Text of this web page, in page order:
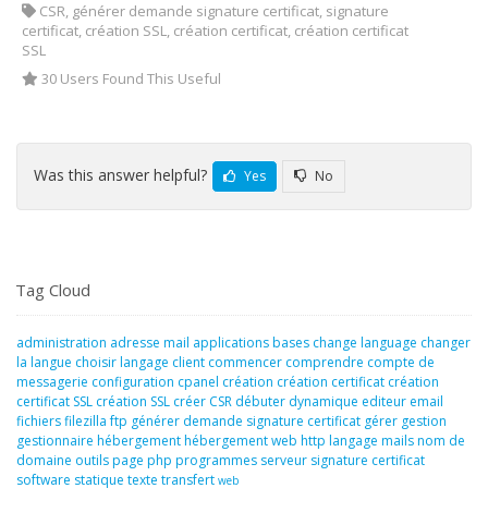
CSR, générer demande signature certificat, signature
certificat, création SSL, création certificat, création certificat
SSL
30 Users Found This Useful
Was this answer helpful? Yes No
Tag Cloud
administration adresse mail applicationsbases change language changer
la langue choisir langage client commencer comprendre compte de
messagerie configuration cpanel création création certificat création
certificat SSL création SSL créer CSR débuter dynamique editeur email
fichiersfilezilla ftp générer demande signature certificat gérer gestion
gestionnaire hébergementhébergement web http langage mailsnom de
domaine outilspage php programmes serveur signature certificat
software statique texte transfert web